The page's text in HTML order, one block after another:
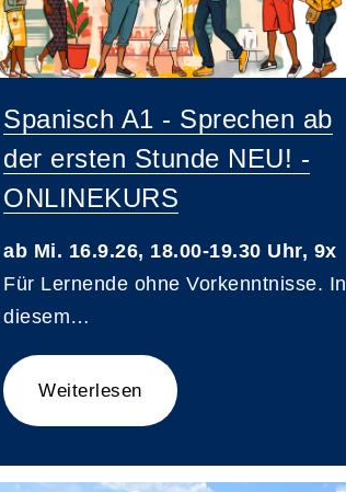
Spanisch A1 - Sprechen ab
der ersten Stunde NEU! -
ONLINEKURS
ab Mi. 16.9.26, 18.00-19.30 Uhr, 9x
Für Lernende ohne Vorkenntnisse. In
diesem…
Weiterlesen